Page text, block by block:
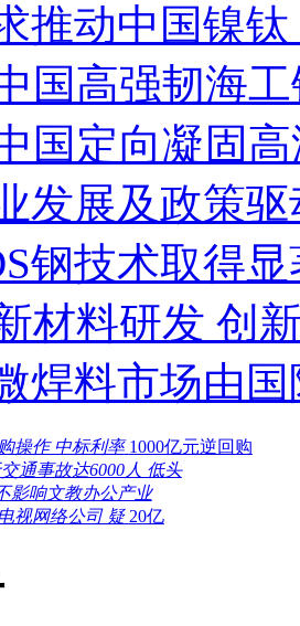
推动中国镍
国高强韧海
国定向凝固
发展及政策
钢技术取得
材料研发 创
焊料市场由
操作 中标利率 1000亿元逆回购
通事故达6000人 低头
影响文教办公产业
视网络公司 疑 20亿